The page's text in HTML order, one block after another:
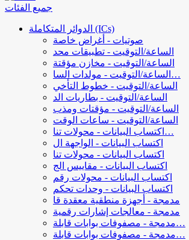
جميع الفئات
الدوائر المتكاملة (ICs)
صوتيات - أغراض خاصة
الساعة/التوقيت - تطبيقات محد
الساعة/التوقيت - مخازن مؤقتة
الساعة/التوقيت - مولدات السا…
الساعة/التوقيت - خطوط التأخي
الساعة/التوقيت - بطاريات الد
الساعة/التوقيت - مؤقتات ومذب
الساعة/التوقيت - ساعات الوقت
اكتساب البيانات - محولات تنا…
اكتساب البيانات - الواجهة ال
اكتساب البيانات - محولات تنا
اكتساب البيانات - مقاييس الج
اكتساب البيانات - محولات رقم
اكتساب البيانات - وحدات تحكم
مدمجة - أجهزة منطقية معقدة قا
مدمجة - معالجات إشارات رقمية
مدمجة - مصفوفات بوابات قابلة…
مدمجة - مصفوفات بوابات قابلة…